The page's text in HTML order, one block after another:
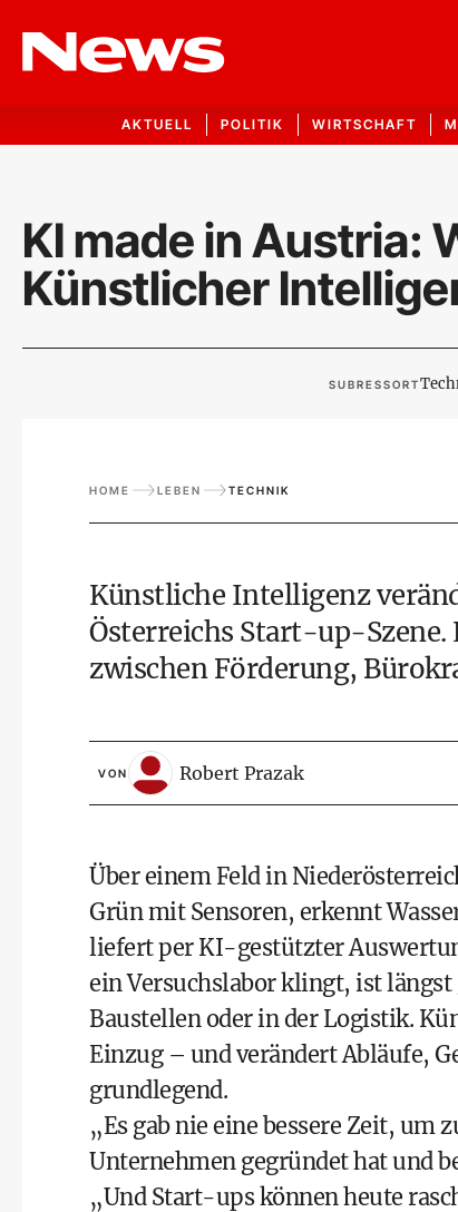
AKTUELL POLITIK WIRTSCHAFT
KI made in Austria:
Künstlicher
SUBRESSORT
HOME LEBEN TECHNIK
Künstliche Intelligenz
Österreichs Start-up-
zwischen Förderung,
VON Robert Prazak
Über einem Feld in
Grün mit Sensoren, erkennt
liefert per KI-gestützter
ein Versuchslabor klingt, ist
Baustellen oder in der Logistik.
Einzug – und verändert Abläufe,
grundlegend.
„Es gab nie eine bessere Zeit, um
Unternehmen gegründet hat und
„Und Start-ups können heute